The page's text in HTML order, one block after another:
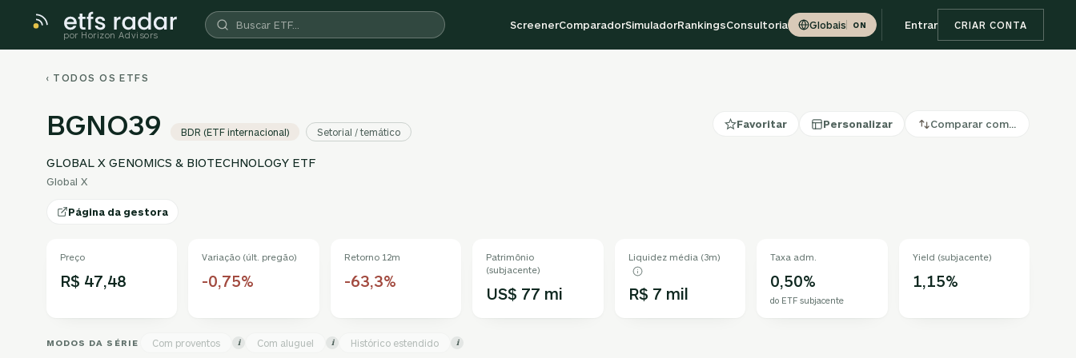
por Horizon Advisors
ScreenerComparadorSimuladorRankingsConsultoria Globais ON Entrar CRIAR CONTA
‹ TODOS OS ETFS
BGNO39 BDR (ETF internacional) Setorial / temático
Favoritar Personalizar Comparar com…
GLOBAL X GENOMICS & BIOTECHNOLOGY ETF
Global X
Página da gestora
Preço
R$ 47,48
Variação (últ. pregão)
-0,75%
Retorno 12m
-63,3%
Patrimônio
(subjacente)
US$ 77 mi
Liquidez média (3m)
R$ 7 mil
Taxa adm.
0,50%
do ETF subjacente
Yield (subjacente)
1,15%
MODOS DA SÉRIE Com proventos i Com aluguel i Histórico estendido i